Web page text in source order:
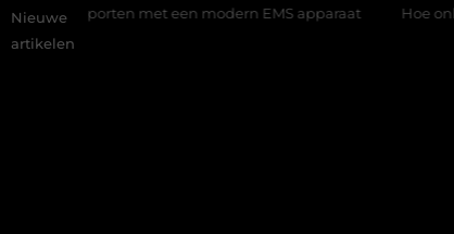
Nieuwe
artikelen
met een modern EMS apparaat Hoe online